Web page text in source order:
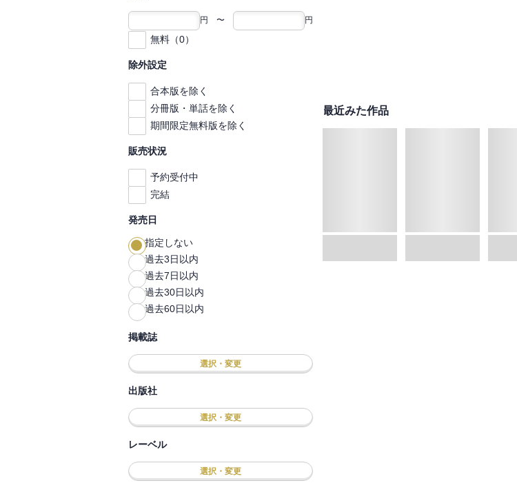
円 〜 円
無料（0）
除外設定
合本版を除く
分冊版・単話を除く
期間限定無料版を除く
販売状況
予約受付中
完結
発売日
指定しない
過去3日以内
過去7日以内
過去30日以内
過去60日以内
掲載誌
選択・変更
出版社
選択・変更
レーベル
選択・変更
最近みた作品